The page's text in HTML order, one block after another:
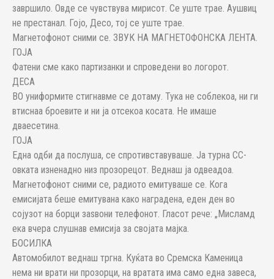
завршило. Овде се чувствува мирисот. Се уште трае. Аушвиц
не престанал. Гојо, Десо, тој се уште трае.
Магнетофонот сними се. ЗВУК НА МАГНЕТОФОНСКА ЛЕНТА.
ГОЈА
Фатени сме како партизанки и спроведени во логорот.
ДЕСА
ВО униформите стигнавме се дотаму. Тука не соблекоа, ни ги
втиснаа броевите и ни ја отсекоа косата. Не имаше
дваесетина.
ГОЈА
Една одби да послуша, се спротивставуваше. Ја турна СС-
овката изненадно низ прозорецот. Веднаш ја одвеадоа.
Магнетофонот сними се, радиото емитуваше се. Кога
емисијата беше емитувана како наградена, еден ден во
сојузот на борци заѕвони телефонот. Гласот рече: „Мисламд
ека вчера слушнав емисија за својата мајка.
БОСИЛКА
Автомобилот веднаш тргна. Куќата во Сремска Каменица
нема ни врати ни прозорци, на вратата има само една завеса,